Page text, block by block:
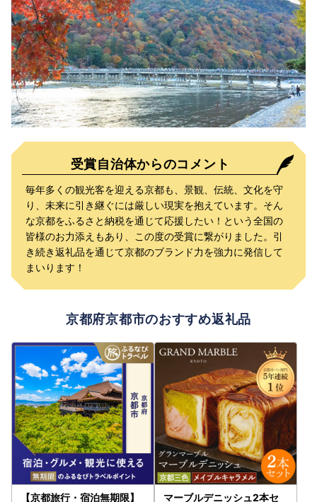
受賞自治体からのコメント
毎年多くの観光客を迎える京都も、景観、伝統、文化を守
り、未来に引き継ぐには厳しい現実を抱えています。そん
な京都をふるさと納税を通じて応援したい！という全国の
皆様のお力添えもあり、この度の受賞に繋がりました。引
き続き返礼品を通じて京都のブランド力を強力に発信して
まいります！
京都府京都市のおすすめ返礼品
【京都旅行・宿泊無期限】 マーブルデニッシュ2本セ